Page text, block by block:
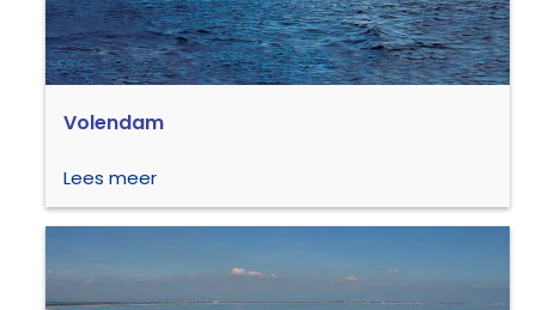
Volendam
Lees meer